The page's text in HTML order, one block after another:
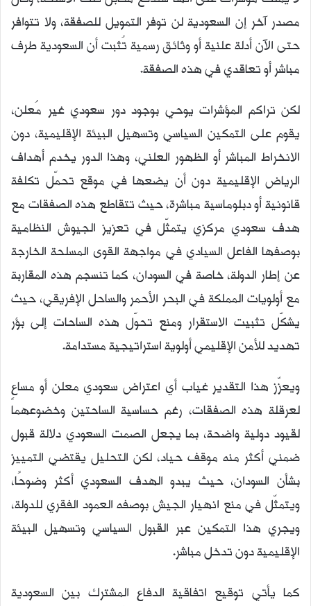
مصدر آخر إن السعودية لن توفر التمويل للصفقة، ولا تتوافر
حتى الآن أدلة علنية أو وثائق رسمية تُثبت أن السعودية طرف
مباشر أو تعاقدي في هذه الصفقة.
لكن تراكم المؤشرات يوحي بوجود دور سعودي غير مُعلن،
يقوم على التمكين السياسي وتسهيل البيئة الإقليمية، دون
الانخراط المباشر أو الظهور العلني، وهذا الدور يخدم أهداف
الرياض الإقليمية دون أن يضعها في موقع تحمّل تكلفة
قانونية أو دبلوماسية مباشرة، حيث تتقاطع هذه الصفقات مع
هدف سعودي مركزي يتمثّل في تعزيز الجيوش النظامية
بوصفها الفاعل السيادي في مواجهة القوى المسلحة الخارجة
عن إطار الدولة، خاصة في السودان، كما تنسجم هذه المقاربة
مع أولويات المملكة في البحر الأحمر والساحل الإفريقي، حيث
يشكّل تثبيت الاستقرار ومنع تحوّل هذه الساحات إلى بؤر
تهديد للأمن الإقليمي أولوية استراتيجية مستدامة.
ويعزّز هذا التقدير غياب أي اعتراض سعودي معلن أو مساعٍ
لعرقلة هذه الصفقات، رغم حساسية الساحتين وخضوعهما
لقيود دولية واضحة، بما يجعل الصمت السعودي دلالة قبول
ضمني أكثر منه موقف حياد، لكن التحليل يقتضي التمييز
بشأن السودان، حيث يبدو الهدف السعودي أكثر وضوحًا،
ويتمثّل في منع انهيار الجيش بوصفه العمود الفقري للدولة،
ويجري هذا التمكين عبر القبول السياسي وتسهيل البيئة
الإقليمية دون تدخل مباشر.
كما يأتي توقيع اتفاقية الدفاع المشترك بين السعودية